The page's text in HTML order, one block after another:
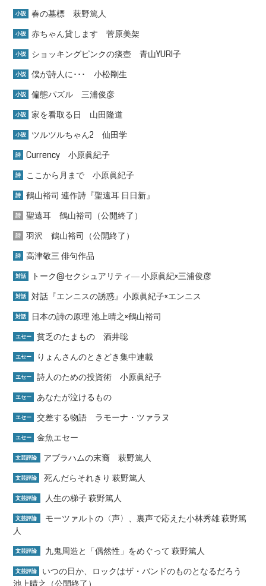
小説 春の墓標 萩野篤人
小説 赤ちゃん貸します 菅原美架
小説 ショッキングピンクの痰壺 青山YURI子
小説 僕が詩人に･･･ 小松剛生
小説 偏態パズル 三浦俊彦
小説 家を看取る日 山田隆道
小説 ツルツルちゃん2 仙田学
詩 Currency 小原眞紀子
詩 ここから月まで 小原眞紀子
詩 鶴山裕司 連作詩『聖遠耳 日日新』
詩 聖遠耳 鶴山裕司（公開終了）
詩 羽沢 鶴山裕司（公開終了）
詩 高津敬三 俳句作品
対話 トーク@セクシュアリティ― 小原眞紀×三浦俊彦
対話 対話『エンニスの誘惑』小原眞紀子×エンニス
対話 日本の詩の原理 池上晴之×鶴山裕司
エセー 貧乏のたまもの 酒井聡
エセー りょんさんのときどき集中連載
エセー 詩人のための投資術 小原眞紀子
エセー あなたが泣けるもの
エセー 交差する物語 ラモーナ・ツァラヌ
エセー 金魚エセー
文芸評論 アブラハムの末裔 萩野篤人
文芸評論 死んだらそれきり 萩野篤人
文芸評論 人生の梯子 萩野篤人
文芸評論
モーツァルトの〈声〉、裏声で応えた小林秀雄 萩野篤
人
文芸評論 九鬼周造と「偶然性」をめぐって 萩野篤人
文芸評論
いつの日か、ロックはザ・バンドのものとなるだろう
池上晴之（公開終了）